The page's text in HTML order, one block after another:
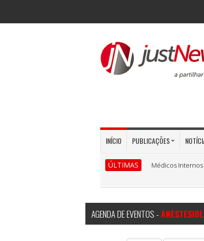
INÍCIO PUBLICAÇÕES
ÚLTIMAS Médicos Internos
AGENDA DE EVENTOS -